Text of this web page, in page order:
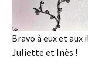
Bravo à eux et
Juliette et Inès !